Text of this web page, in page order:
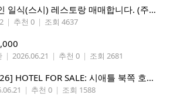
안정적으로 운영 중인 일식(스시) 레스토랑 매매합니다. (주인없는 가게)
| 추천 0 | 조회 4637
| 2026.06.21 | 추천 0 | 조회 2681
[UPDATED 6/30/2026] HOTEL FOR SALE: 시애틀 북쪽 호텔 – 연매상 200만불, 순수입 80만불, 핵심 입지
| 추천 0 | 조회 1588